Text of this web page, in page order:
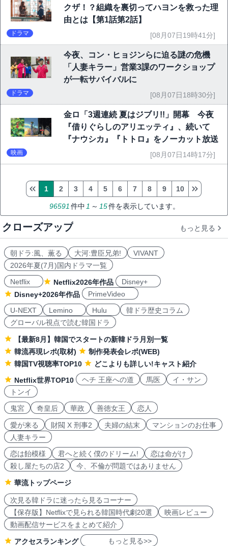
クザ！？組織を裏切ってハヨンを救った理
由とは【第1話第2話】
ドラマ [08月07日19時41分]
今夜、コン・ヒョジンらに迫る謎の危機
「人妻キラー」営業3課のワークショップ
が一転サバイバルに
ドラマ [08月07日18時30分]
金ロ「3週連続 夏はジブリ!!」開幕 今夜
『借りぐらしのアリエッティ』、続いて
『ナウシカ』『トトロ』をノーカット放送
映画 [08月07日14時17分]
96591 件中 1 ～ 15件を表示しています。
1 2 3 4 5 6 7 8 9 10
クローズアップ もっと見る
朝ドラ:風、薫る 大河:豊臣兄弟!
VIVANT
2026年夏(7月)国内ドラマ一覧
Netflix
Netflix2026年作品
Disney+
Disney+2026年作品
PrimeVideo
U-NEXT
Lemino Hulu
韓ドラ歴史コラム
グローバル視点で読む韓国ドラ
【最新8月】韓国でスタートの新韓ドラ月別一覧
韓流再現レポ(取材)
制作発表会レポ(WEB)
韓国TV視聴率TOP10
どこよりも詳しい!キャスト紹介
Netflix世界TOP10
ヘチ 王座への道 馬医
イ・サン
トンイ
鬼宮
奇皇后 華政 善徳女王 恋人
愛が来る 財閥 X 刑事2 夫婦の結末
マンションのお仕事
人妻キラー
恋は飴模様
君へと続く僕のドリーム!
恋は命がけ
殺し屋たちの店2
今、不倫が問題ではありません
華流トップページ
次見る韓ドラに迷ったら見るコーナー
【保存版】Netflixで見られる韓国時代劇20選
映画レビュー
動画配信サービスをまとめて紹介
アクセスランキング もっと見る>>